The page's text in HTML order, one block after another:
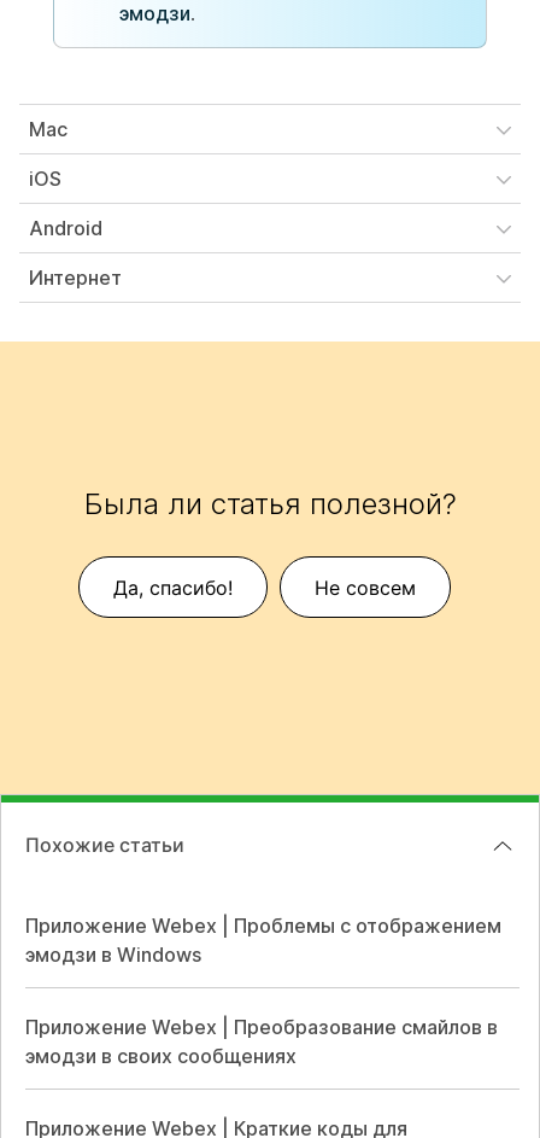
эмодзи.
Mac
iOS
Android
Интернет
Была ли статья полезной?
Да, спасибо! Не совсем
Похожие статьи
Приложение Webex | Проблемы с отображением
эмодзи в Windows
Приложение Webex | Преобразование смайлов в
эмодзи в своих сообщениях
Приложение Webex | Краткие коды для